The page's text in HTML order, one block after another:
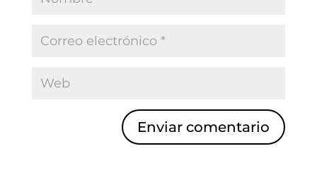
Enviar comentario